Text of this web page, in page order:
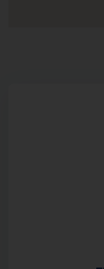
bevinden
koel- en vries
Via dubbele
met 2e
-alle kamers
-m.u.v. de 2
de